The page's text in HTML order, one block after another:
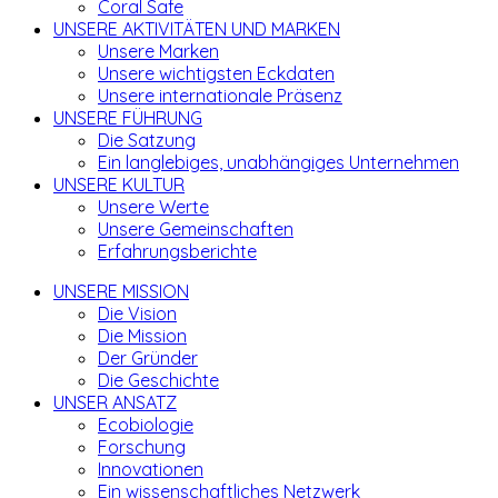
Coral Safe
UNSERE AKTIVITÄTEN UND MARKEN
Unsere Marken
Unsere wichtigsten Eckdaten
Unsere internationale Präsenz
UNSERE FÜHRUNG
Die Satzung
Ein langlebiges, unabhängiges Unternehmen
UNSERE KULTUR
Unsere Werte
Unsere Gemeinschaften
Erfahrungsberichte
UNSERE MISSION
Die Vision
Die Mission
Der Gründer
Die Geschichte
UNSER ANSATZ
Ecobiologie
Forschung
Innovationen
Ein wissenschaftliches Netzwerk